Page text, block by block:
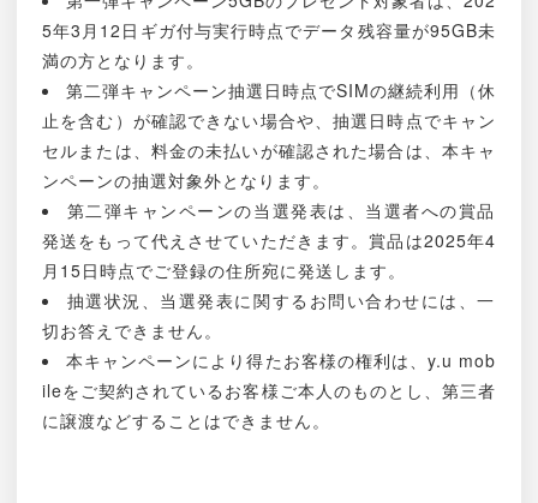
5年3月12日ギガ付与実行時点でデータ残容量が95GB未
満の方となります。
第二弾キャンペーン抽選日時点でSIMの継続利用（休
止を含む）が確認できない場合や、抽選日時点でキャン
セルまたは、料金の未払いが確認された場合は、本キャ
ンペーンの抽選対象外となります。
第二弾キャンペーンの当選発表は、当選者への賞品
発送をもって代えさせていただきます。賞品は2025年4
月15日時点でご登録の住所宛に発送します。
抽選状況、当選発表に関するお問い合わせには、一
切お答えできません。
本キャンペーンにより得たお客様の権利は、y.u mob
ileをご契約されているお客様ご本人のものとし、第三者
に譲渡などすることはできません。